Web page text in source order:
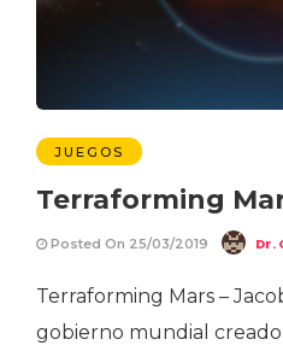
JUEGOS
Terraforming
Posted On 25/03/2019 Dr.
Terraforming Mars –
gobierno mundial creado